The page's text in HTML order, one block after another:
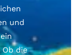
und
Ob die